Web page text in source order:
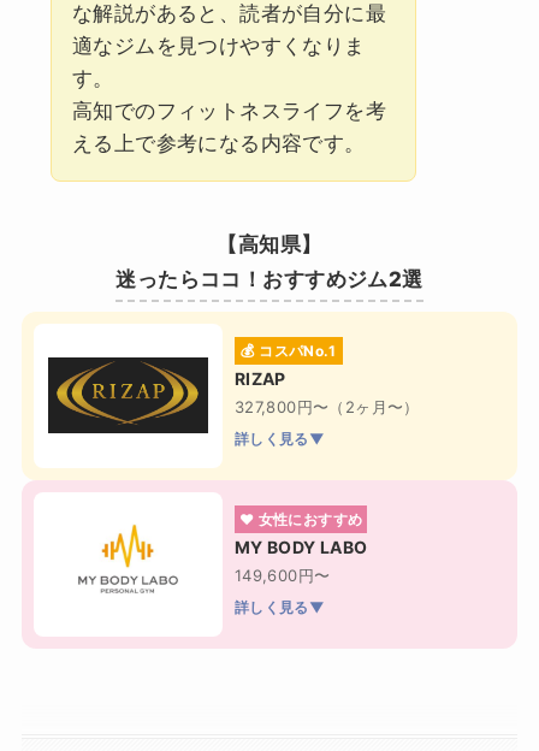
な解説があると、読者が自分に最
適なジムを見つけやすくなりま
す。
高知でのフィットネスライフを考
える上で参考になる内容です。
【高知県】
迷ったらココ！おすすめジム2選
💰 コスパNo.1
RIZAP
327,800円〜（2ヶ月〜）
詳しく見る▼
❤ 女性におすすめ
MY BODY LABO
149,600円〜
詳しく見る▼